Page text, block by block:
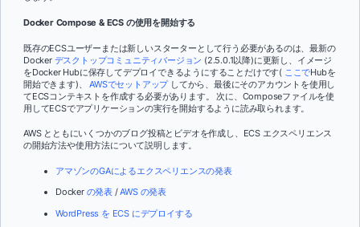
Docker Compose & ECS の使用を開始する
既存のECSユーザーまたは新しいスターターとして行う必要があるのは、最新の
Docker デスクトップコミュニティバージョン (2.5.0.1以降)に更新し、イメージ
をDocker Hubに保存してデプロイできるようにすることだけです( ここでHubを
開始できます)、AWSでセットアップしてから、最後にそのアカウントを使用し
てECSコンテキストを作成する必要があります。 次に、Composeファイルを使
用してECSでアプリケーションの実行を開始するように読み取られます。
AWS とともにいくつかのブログ投稿とビデオを作成し、ECS エクスペリエンス
の開始方法や使用方法について説明します。
アマゾンのGAによるエクスペリエンスの発表
Docker の発表 /AWS の発表
WordPress を ECS にデプロイする